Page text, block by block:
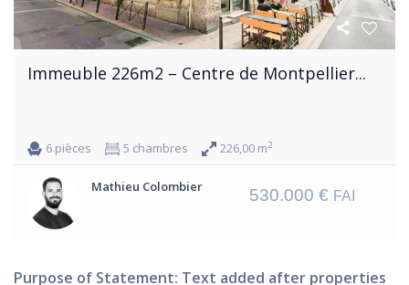
Immeuble 226m2 – Centre de Montpellier...
6 pièces 5 chambres 226,00 m2
Mathieu Colombier 530.000 € FAI
Purpose of Statement: Text added after properties